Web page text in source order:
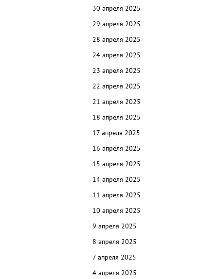
30 апреля 2025
29 апреля 2025
28 апреля 2025
24 апреля 2025
23 апреля 2025
22 апреля 2025
21 апреля 2025
18 апреля 2025
17 апреля 2025
16 апреля 2025
15 апреля 2025
14 апреля 2025
11 апреля 2025
10 апреля 2025
9 апреля 2025
8 апреля 2025
7 апреля 2025
4 апреля 2025